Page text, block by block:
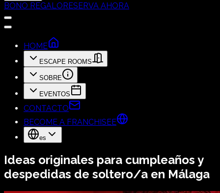
BONO REGALORESERVA AHORA
HOME
ESCAPE ROOMS
SOBRE
EVENTOS
CONTACTO
BECOME A FRANCHISEE
es
Ideas originales para cumpleaños y
despedidas de soltero/a en Málaga